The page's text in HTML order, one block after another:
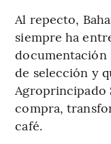
Al repecto,
siempre ha
documentación
de selección y
Agroprincipado
compra,
café.